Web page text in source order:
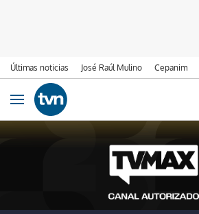
Últimas noticias José Raúl Mulino Cepanim
Ir al contenido
Obrir navegació